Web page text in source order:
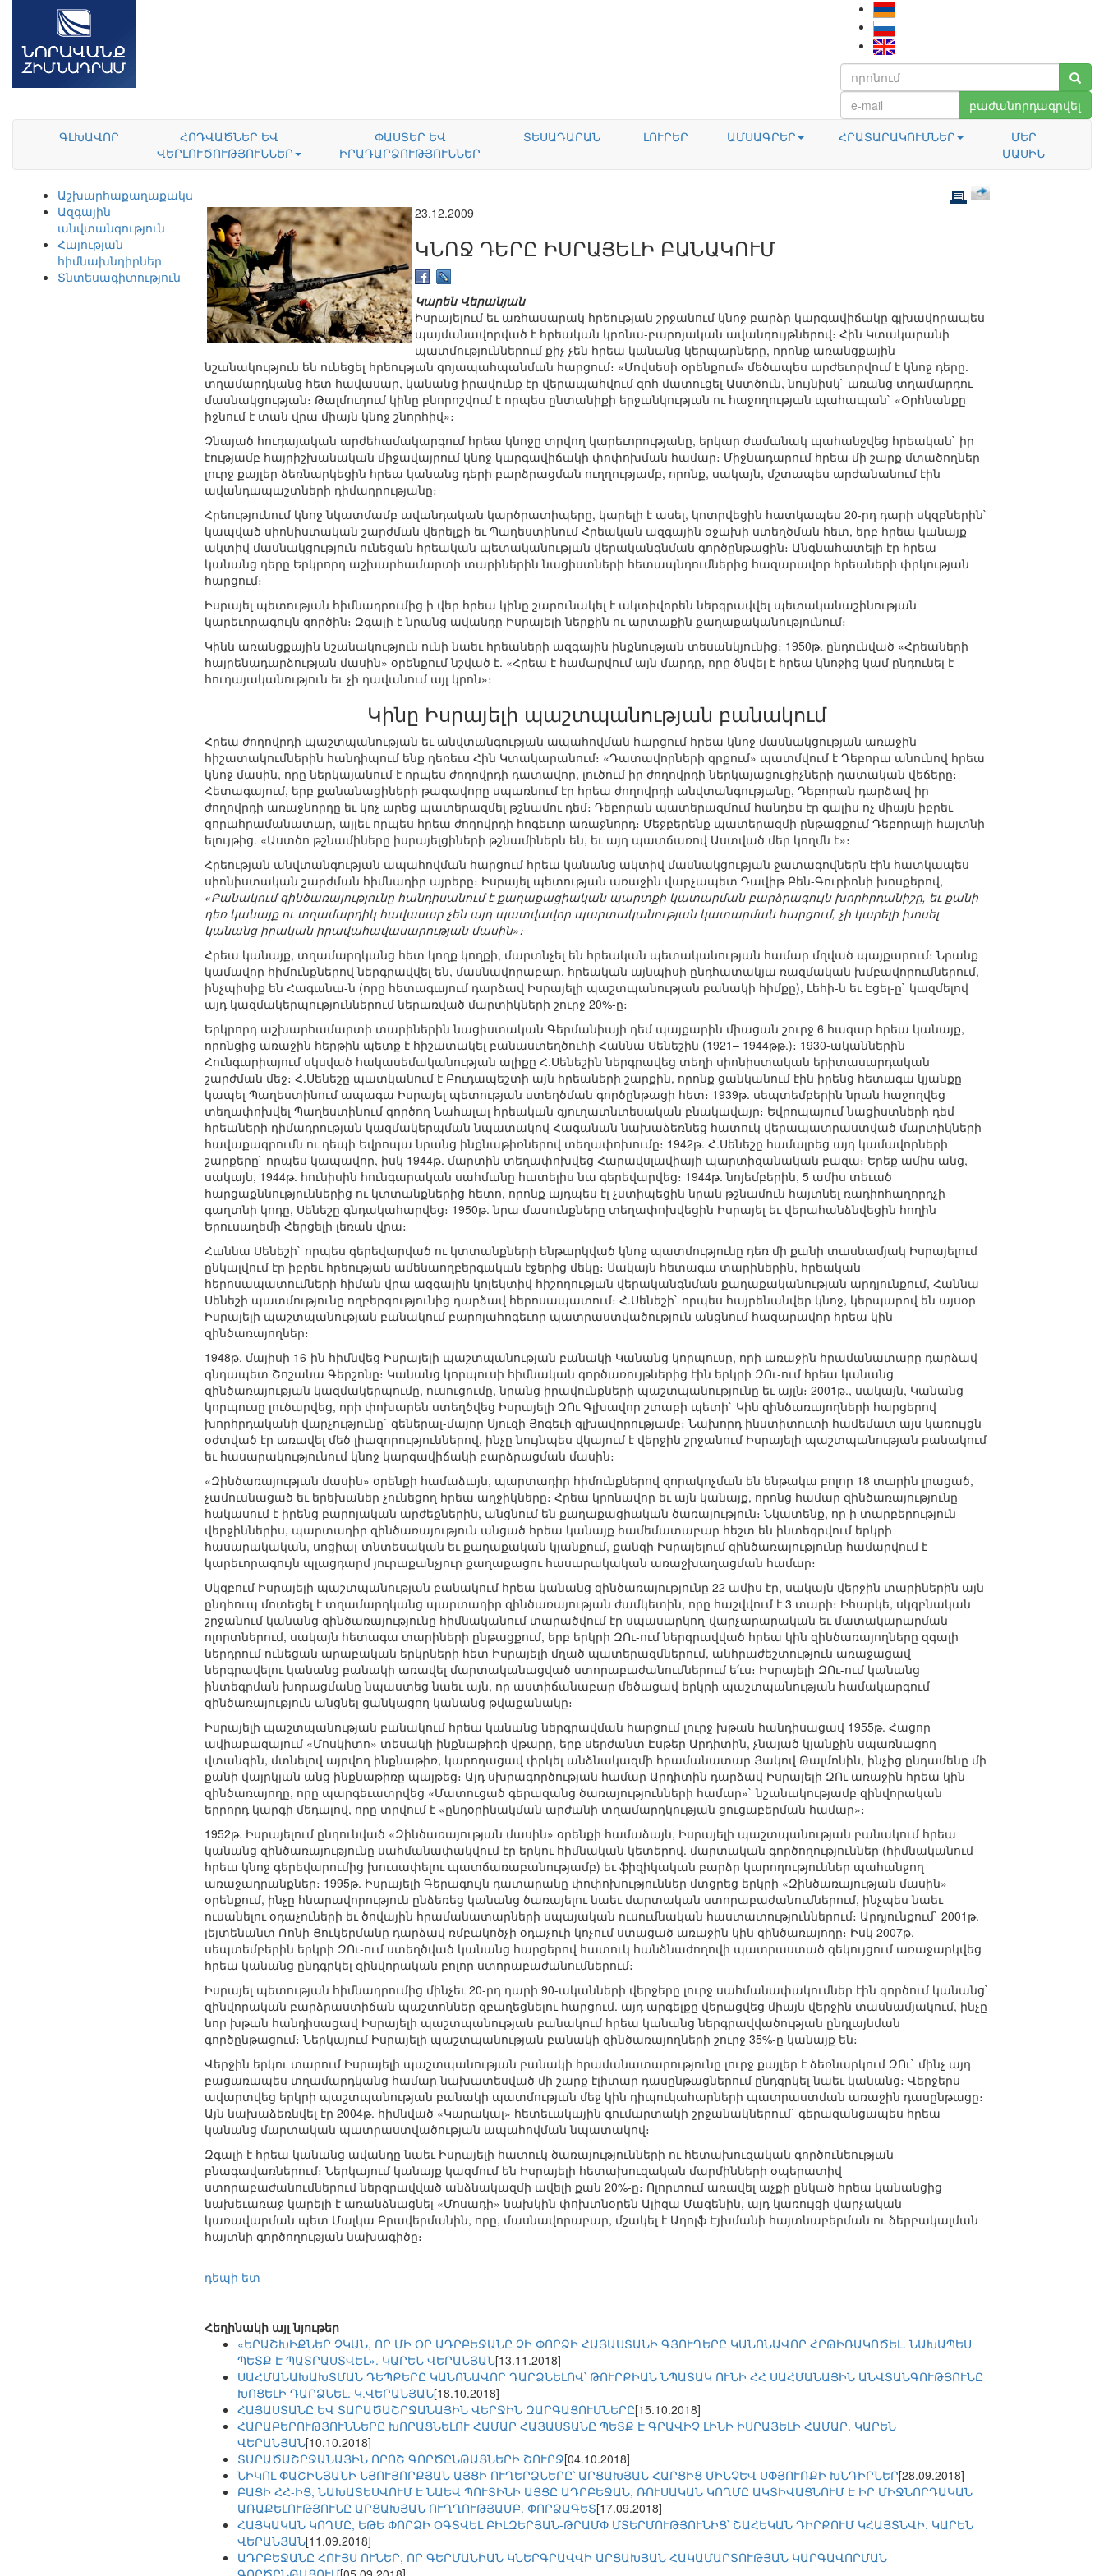
բաժանորդագրվել
ԳԼԽԱՎՈՐ
ՀՈԴՎԱԾՆԵՐ ԵՎ
ՎԵՐԼՈՒԾՈՒԹՅՈՒՆՆԵՐ
ՓԱՍՏԵՐ ԵՎ
ԻՐԱԴԱՐՁՈՒԹՅՈՒՆՆԵՐ
ՏԵՍԱԴԱՐԱՆ ԼՈՒՐԵՐ ԱՄՍԱԳՐԵՐ ՀՐԱՏԱՐԱԿՈՒՄՆԵՐ
ՄԵՐ
ՄԱՍԻՆ
Աշխարհաքաղաքականություն
Ազգային
անվտանգություն
Հայության
հիմնախնդիրներ
Տնտեսագիտություն
23.12.2009
ԿՆՈՋ ԴԵՐԸ ԻՍՐԱՅԵԼԻ ԲԱՆԱԿՈՒՄ
Կարեն Վերանյան
Իսրայելում եւ առհասարակ հրեության շրջանում կնոջ բարձր կարգավիճակը գլխավորապես
պայմանավորված է հրեական կրոնա-բարոյական ավանդույթներով։ Հին Կտակարանի
պատմություններում քիչ չեն հրեա կանանց կերպարները, որոնք առանցքային
նշանակություն են ունեցել հրեության գոյապահպանման հարցում։ «Մովսեսի օրենքում» մեծապես արժեւորվում է կնոջ դերը.
տղամարդկանց հետ հավասար, կանանց իրավունք էր վերապահվում զոհ մատուցել Աստծուն, նույնիսկ` առանց տղամարդու
մասնակցության։ Թալմուդում կինը բնորոշվում է որպես ընտանիքի երջանկության ու հաջողության պահապան` «Օրհնանքը
իջնում է տան վրա միայն կնոջ շնորհիվ»։
Չնայած հուդայական արժեհամակարգում հրեա կնոջը տրվող կարեւորությանը, երկար ժամանակ պահանջվեց հրեական` իր
էությամբ հայրիշխանական միջավայրում կնոջ կարգավիճակի փոփոխման համար։ Միջնադարում հրեա մի շարք մտածողներ
լուրջ քայլեր ձեռնարկեցին հրեա կանանց դերի բարձրացման ուղղությամբ, որոնք, սակայն, մշտապես արժանանում էին
ավանդապաշտների դիմադրությանը։
Հրեությունում կնոջ նկատմամբ ավանդական կարծրատիպերը, կարելի է ասել, կոտրվեցին հատկապես 20-րդ դարի սկզբներին`
կապված սիոնիստական շարժման վերելքի եւ Պաղեստինում Հրեական ազգային օջախի ստեղծման հետ, երբ հրեա կանայք
ակտիվ մասնակցություն ունեցան հրեական պետականության վերականգնման գործընթացին։ Անգնահատելի էր հրեա
կանանց դերը Երկրորդ աշխարհամարտի տարիներին նացիստների հետապնդումներից հազարավոր հրեաների փրկության
հարցում։
Իսրայել պետության հիմնադրումից ի վեր հրեա կինը շարունակել է ակտիվորեն ներգրավվել պետականաշինության
կարեւորագույն գործին։ Զգալի է նրանց ավանդը Իսրայելի ներքին ու արտաքին քաղաքականությունում։
Կինն առանցքային նշանակություն ունի նաեւ հրեաների ազգային ինքնության տեսանկյունից։ 1950թ. ընդունված «Հրեաների
հայրենադարձության մասին» օրենքում նշված է. «Հրեա է համարվում այն մարդը, որը ծնվել է հրեա կնոջից կամ ընդունել է
հուդայականություն եւ չի դավանում այլ կրոն»։
Կինը Իսրայելի պաշտպանության բանակում
Հրեա ժողովրդի պաշտպանության եւ անվտանգության ապահովման հարցում հրեա կնոջ մասնակցության առաջին
հիշատակումներին հանդիպում ենք դեռեւս Հին Կտակարանում։ «Դատավորների գրքում» պատմվում է Դեբորա անունով հրեա
կնոջ մասին, որը ներկայանում է որպես ժողովրդի դատավոր, լուծում իր ժողովրդի ներկայացուցիչների դատական վեճերը։
Հետագայում, երբ քանանացիների թագավորը սպառնում էր հրեա ժողովրդի անվտանգությանը, Դեբորան դարձավ իր
ժողովրդի առաջնորդը եւ կոչ արեց պատերազմել թշնամու դեմ։ Դեբորան պատերազմում հանդես էր գալիս ոչ միայն իբրեւ
զորահրամանատար, այլեւ որպես հրեա ժողովրդի հոգեւոր առաջնորդ։ Մեջբերենք պատերազմի ընթացքում Դեբորայի հայտնի
ելույթից. «Աստծո թշնամիները իսրայելցիների թշնամիներն են, եւ այդ պատճառով Աստված մեր կողմն է»։
Հրեության անվտանգության ապահովման հարցում հրեա կանանց ակտիվ մասնակցության ջատագովներն էին հատկապես
սիոնիստական շարժման հիմնադիր այրերը։ Իսրայել պետության առաջին վարչապետ Դավիթ Բեն-Գուրիոնի խոսքերով,
«Բանակում զինծառայությունը հանդիսանում է քաղաքացիական պարտքի կատարման բարձրագույն խորհրդանիշը, եւ քանի
դեռ կանայք ու տղամարդիկ հավասար չեն այդ պատվավոր պարտականության կատարման հարցում, չի կարելի խոսել
կանանց իրական իրավահավասարության մասին»։
Հրեա կանայք, տղամարդկանց հետ կողք կողքի, մարտնչել են հրեական պետականության համար մղված պայքարում։ Նրանք
կամավոր հիմունքներով ներգրավվել են, մասնավորաբար, հրեական այնպիսի ընդհատակյա ռազմական խմբավորումներում,
ինչպիսիք են Հագանա-ն (որը հետագայում դարձավ Իսրայելի պաշտպանության բանակի հիմքը), Լեհի-ն եւ Էցել-ը` կազմելով
այդ կազմակերպություններում ներառված մարտիկների շուրջ 20%-ը։
Երկրորդ աշխարհամարտի տարիներին նացիստական Գերմանիայի դեմ պայքարին միացան շուրջ 6 հազար հրեա կանայք,
որոնցից առաջին հերթին պետք է հիշատակել բանաստեղծուհի Հաննա Սենեշին (1921– 1944թթ.)։ 1930-ականներին
Հունգարիայում սկսված հակասեմականության ալիքը Հ.Սենեշին ներգրավեց տեղի սիոնիստական երիտասարդական
շարժման մեջ։ Հ.Սենեշը պատկանում է Բուդապեշտի այն հրեաների շարքին, որոնք ցանկանում էին իրենց հետագա կյանքը
կապել Պաղեստինում ապագա Իսրայել պետության ստեղծման գործընթացի հետ։ 1939թ. սեպտեմբերին նրան հաջողվեց
տեղափոխվել Պաղեստինում գործող Նահալալ հրեական գյուղատնտեսական բնակավայր։ Եվրոպայում նացիստների դեմ
հրեաների դիմադրության կազմակերպման նպատակով Հագանան նախաձեռնեց հատուկ վերապատրաստված մարտիկների
հավաքագրումն ու դեպի Եվրոպա նրանց ինքնաթիռներով տեղափոխումը։ 1942թ. Հ.Սենեշը համալրեց այդ կամավորների
շարքերը` որպես կապավոր, իսկ 1944թ. մարտին տեղափոխվեց Հարավսլավիայի պարտիզանական բազա։ Երեք ամիս անց,
սակայն, 1944թ. հունիսին հունգարական սահմանը հատելիս նա գերեվարվեց։ 1944թ. նոյեմբերին, 5 ամիս տեւած
հարցաքննություններից ու կտտանքներից հետո, որոնք այդպես էլ չստիպեցին նրան թշնամուն հայտնել ռադիոհաղորդչի
գաղտնի կոդը, Սենեշը գնդակահարվեց։ 1950թ. նրա մասունքները տեղափոխվեցին Իսրայել եւ վերահանձնվեցին հողին
Երուսաղեմի Հերցելի լեռան վրա։
Հաննա Սենեշի` որպես գերեվարված ու կտտանքների ենթարկված կնոջ պատմությունը դեռ մի քանի տասնամյակ Իսրայելում
ընկալվում էր իբրեւ հրեության ամենաողբերգական էջերից մեկը։ Սակայն հետագա տարիներին, հրեական
հերոսապատումների հիման վրա ազգային կոլեկտիվ հիշողության վերականգնման քաղաքականության արդյունքում, Հաննա
Սենեշի պատմությունը ողբերգությունից դարձավ հերոսապատում։ Հ.Սենեշի` որպես հայրենանվեր կնոջ, կերպարով են այսօր
Իսրայելի պաշտպանության բանակում բարոյահոգեւոր պատրաստվածություն անցնում հազարավոր հրեա կին
զինծառայողներ։
1948թ. մայիսի 16-ին հիմնվեց Իսրայելի պաշտպանության բանակի Կանանց կորպուսը, որի առաջին հրամանատարը դարձավ
գնդապետ Շոշանա Գերշոնը։ Կանանց կորպուսի հիմնական գործառույթներից էին երկրի ԶՈւ-ում հրեա կանանց
զինծառայության կազմակերպումը, ուսուցումը, նրանց իրավունքների պաշտպանությունը եւ այլն։ 2001թ., սակայն, Կանանց
կորպուսը լուծարվեց, որի փոխարեն ստեղծվեց Իսրայելի ԶՈւ Գլխավոր շտաբի պետի` Կին զինծառայողների հարցերով
խորհրդականի վարչությունը` գեներալ-մայոր Սյուզի Յոգեւի գլխավորությամբ։ Նախորդ ինստիտուտի համեմատ այս կառույցն
օժտված էր առավել մեծ լիազորություններով, ինչը նույնպես վկայում է վերջին շրջանում Իսրայելի պաշտպանության բանակում
եւ հասարակությունում կնոջ կարգավիճակի բարձրացման մասին։
«Զինծառայության մասին» օրենքի համաձայն, պարտադիր հիմունքներով զորակոչման են ենթակա բոլոր 18 տարին լրացած,
չամուսնացած եւ երեխաներ չունեցող հրեա աղջիկները։ Հրեա կրոնավոր եւ այն կանայք, որոնց համար զինծառայությունը
հակասում է իրենց բարոյական արժեքներին, անցնում են քաղաքացիական ծառայություն։ Նկատենք, որ ի տարբերություն
վերջիններիս, պարտադիր զինծառայություն անցած հրեա կանայք համեմատաբար հեշտ են ինտեգրվում երկրի
հասարակական, սոցիալ-տնտեսական եւ քաղաքական կյանքում, քանզի Իսրայելում զինծառայությունը համարվում է
կարեւորագույն պլացդարմ յուրաքանչյուր քաղաքացու հասարակական առաջխաղացման համար։
Սկզբում Իսրայելի պաշտպանության բանակում հրեա կանանց զինծառայությունը 22 ամիս էր, սակայն վերջին տարիներին այն
ընդհուպ մոտեցել է տղամարդկանց պարտադիր զինծառայության ժամկետին, որը հաշվվում է 3 տարի։ Իհարկե, սկզբնական
շրջանում կանանց զինծառայությունը հիմնականում տարածվում էր սպասարկող-վարչարարական եւ մատակարարման
ոլորտներում, սակայն հետագա տարիների ընթացքում, երբ երկրի ԶՈւ-ում ներգրավված հրեա կին զինծառայողները զգալի
ներդրում ունեցան արաբական երկրների հետ Իսրայելի մղած պատերազմներում, անհրաժեշտություն առաջացավ
ներգրավելու կանանց բանակի առավել մարտականացված ստորաբաժանումներում ե՛ւս։ Իսրայելի ԶՈւ-ում կանանց
ինտեգրման խորացմանը նպաստեց նաեւ այն, որ աստիճանաբար մեծացավ երկրի պաշտպանության համակարգում
զինծառայություն անցնել ցանկացող կանանց թվաքանակը։
Իսրայելի պաշտպանության բանակում հրեա կանանց ներգրավման հարցում լուրջ խթան հանդիսացավ 1955թ. Հացոր
ավիաբազայում «Մոսկիտո» տեսակի ինքնաթիռի վթարը, երբ սերժանտ Էսթեր Արդիտին, չնայած կյանքին սպառնացող
վտանգին, մտնելով այրվող ինքնաթիռ, կարողացավ փրկել անձնակազմի հրամանատար Յակով Թալմոնին, ինչից ընդամենը մի
քանի վայրկյան անց ինքնաթիռը պայթեց։ Այդ սխրագործության համար Արդիտին դարձավ Իսրայելի ԶՈւ առաջին հրեա կին
զինծառայողը, որը պարգեւատրվեց «Մատուցած գերազանց ծառայությունների համար»` նշանակությամբ զինվորական
երրորդ կարգի մեդալով, որը տրվում է «ընդօրինակման արժանի տղամարդկության ցուցաբերման համար»։
1952թ. Իսրայելում ընդունված «Զինծառայության մասին» օրենքի համաձայն, Իսրայելի պաշտպանության բանակում հրեա
կանանց զինծառայությունը սահմանափակվում էր երկու հիմնական կետերով. մարտական գործողություններ (հիմնականում
հրեա կնոջ գերեվարումից խուսափելու պատճառաբանությամբ) եւ ֆիզիկական բարձր կարողություններ պահանջող
առաջադրանքներ։ 1995թ. Իսրայելի Գերագույն դատարանը փոփոխություններ մտցրեց երկրի «Զինծառայության մասին»
օրենքում, ինչը հնարավորություն ընձեռեց կանանց ծառայելու նաեւ մարտական ստորաբաժանումներում, ինչպես նաեւ
ուսանելու օդաչուների եւ ծովային հրամանատարների սպայական ուսումնական հաստատություններում։ Արդյունքում` 2001թ.
լեյտենանտ Ռոնի Ցուկերմանը դարձավ ռմբակոծչի օդաչուի կոչում ստացած առաջին կին զինծառայողը։ Իսկ 2007թ.
սեպտեմբերին երկրի ԶՈւ-ում ստեղծված կանանց հարցերով հատուկ հանձնաժողովի պատրաստած զեկույցում առաջարկվեց
հրեա կանանց ընդգրկել զինվորական բոլոր ստորաբաժանումներում։
Իսրայել պետության հիմնադրումից մինչեւ 20-րդ դարի 90-ականների վերջերը լուրջ սահմանափակումներ էին գործում կանանց`
զինվորական բարձրաստիճան պաշտոններ զբաղեցնելու հարցում. այդ արգելքը վերացվեց միայն վերջին տասնամյակում, ինչը
նոր խթան հանդիսացավ Իսրայելի պաշտպանության բանակում հրեա կանանց ներգրավվածության ընդլայնման
գործընթացում։ Ներկայում Իսրայելի պաշտպանության բանակի զինծառայողների շուրջ 35%-ը կանայք են։
Վերջին երկու տարում Իսրայելի պաշտպանության բանակի հրամանատարությունը լուրջ քայլեր է ձեռնարկում ԶՈւ` մինչ այդ
բացառապես տղամարդկանց համար նախատեսված մի շարք էլիտար դասընթացներում ընդգրկել նաեւ կանանց։ Վերջերս
ավարտվեց երկրի պաշտպանության բանակի պատմության մեջ կին դիպուկահարների պատրաստման առաջին դասընթացը։
Այն նախաձեռնվել էր 2004թ. հիմնված «Կարակալ» հետեւակային գումարտակի շրջանակներում` գերազանցապես հրեա
կանանց մարտական պատրաստվածության ապահովման նպատակով։
Զգալի է հրեա կանանց ավանդը նաեւ Իսրայելի հատուկ ծառայությունների ու հետախուզական գործունեության
բնագավառներում։ Ներկայում կանայք կազմում են Իսրայելի հետախուզական մարմինների օպերատիվ
ստորաբաժանումներում ներգրավված անձնակազմի ավելի քան 20%-ը։ Ոլորտում առավել աչքի ընկած հրեա կանանցից
նախեւառաջ կարելի է առանձնացնել «Մոսադի» նախկին փոխտնօրեն Ալիզա Մագենին, այդ կառույցի վարչական
կառավարման պետ Մալկա Բրավերմանին, որը, մասնավորաբար, մշակել է Ադոլֆ Էյխմանի հայտնաբերման ու ձերբակալման
հայտնի գործողության նախագիծը։
դեպի ետ
Հեղինակի այլ նյութեր
«ԵՐԱՇԽԻՔՆԵՐ ՉԿԱՆ, ՈՐ ՄԻ ՕՐ ԱԴՐԲԵՋԱՆԸ ՉԻ ՓՈՐՁԻ ՀԱՅԱՍՏԱՆԻ ԳՅՈՒՂԵՐԸ ԿԱՆՈՆԱՎՈՐ ՀՐԹԻՌԱԿՈԾԵԼ. ՆԱԽԱՊԵՍ
ՊԵՏՔ Է ՊԱՏՐԱՍՏՎԵԼ». ԿԱՐԵՆ ՎԵՐԱՆՅԱՆ[13.11.2018]
ՍԱՀՄԱՆԱԽԱԽՏՄԱՆ ԴԵՊՔԵՐԸ ԿԱՆՈՆԱՎՈՐ ԴԱՐՁՆԵԼՈՎ՝ ԹՈՒՐՔԻԱՆ ՆՊԱՏԱԿ ՈՒՆԻ ՀՀ ՍԱՀՄԱՆԱՅԻՆ ԱՆՎՏԱՆԳՈՒԹՅՈՒՆԸ
ԽՈՑԵԼԻ ԴԱՐՁՆԵԼ. Կ.ՎԵՐԱՆՅԱՆ[18.10.2018]
ՀԱՅԱՍՏԱՆԸ ԵՎ ՏԱՐԱԾԱՇՐՋԱՆԱՅԻՆ ՎԵՐՋԻՆ ԶԱՐԳԱՑՈՒՄՆԵՐԸ[15.10.2018]
ՀԱՐԱԲԵՐՈՒԹՅՈՒՆՆԵՐԸ ԽՈՐԱՑՆԵԼՈՒ ՀԱՄԱՐ ՀԱՅԱՍՏԱՆԸ ՊԵՏՔ Է ԳՐԱՎԻՉ ԼԻՆԻ ԻՍՐԱՅԵԼԻ ՀԱՄԱՐ. ԿԱՐԵՆ
ՎԵՐԱՆՅԱՆ[10.10.2018]
ՏԱՐԱԾԱՇՐՋԱՆԱՅԻՆ ՈՐՈՇ ԳՈՐԾԸՆԹԱՑՆԵՐԻ ՇՈՒՐՋ[04.10.2018]
ՆԻԿՈԼ ՓԱՇԻՆՅԱՆԻ ՆՅՈՒՅՈՐՔՅԱՆ ԱՅՑԻ ՈՒՂԵՐՁՆԵՐԸ՝ ԱՐՑԱԽՅԱՆ ՀԱՐՑԻՑ ՄԻՆՉԵՎ ՍՓՅՈՒՌՔԻ ԽՆԴԻՐՆԵՐ[28.09.2018]
ԲԱՑԻ ՀՀ-ԻՑ, ՆԱԽԱՏԵՍՎՈՒՄ Է ՆԱԵՎ ՊՈՒՏԻՆԻ ԱՅՑԸ ԱԴՐԲԵՋԱՆ, ՌՈՒՍԱԿԱՆ ԿՈՂՄԸ ԱԿՏԻՎԱՑՆՈՒՄ Է ԻՐ ՄԻՋՆՈՐԴԱԿԱՆ
ԱՌԱՔԵԼՈՒԹՅՈՒՆԸ ԱՐՑԱԽՅԱՆ ՈՒՂՂՈՒԹՅԱՄԲ. ՓՈՐՁԱԳԵՏ[17.09.2018]
ՀԱՅԿԱԿԱՆ ԿՈՂՄԸ, ԵԹԵ ՓՈՐՁԻ ՕԳՏՎԵԼ ԲԻԼԶԵՐՅԱՆ-ԹՐԱՄՓ ՄՏԵՐՄՈՒԹՅՈՒՆԻՑ՝ ՇԱՀԵԿԱՆ ԴԻՐՔՈՒՄ ԿՀԱՅՏՆՎԻ. ԿԱՐԵՆ
ՎԵՐԱՆՅԱՆ[11.09.2018]
ԱԴՐԲԵՋԱՆԸ ՀՈՒՅՍ ՈՒՆԵՐ, ՈՐ ԳԵՐՄԱՆԻԱՆ ԿՆԵՐԳՐԱՎՎԻ ԱՐՑԱԽՅԱՆ ՀԱԿԱՄԱՐՏՈՒԹՅԱՆ ԿԱՐԳԱՎՈՐՄԱՆ